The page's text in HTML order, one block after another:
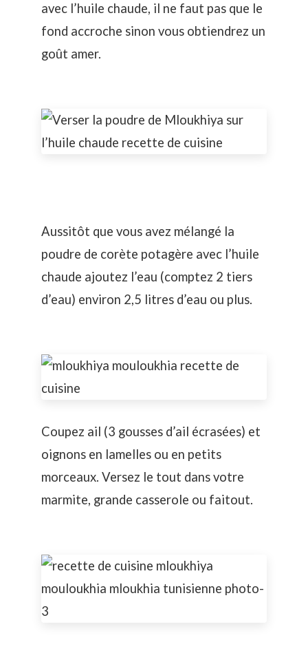
avec l’huile chaude, il ne faut pas que le
fond accroche sinon vous obtiendrez un
goût amer.
Aussitôt que vous avez mélangé la
poudre de corète potagère avec l’huile
chaude ajoutez l’eau (comptez 2 tiers
d’eau) environ 2,5 litres d’eau ou plus.
Coupez ail (3 gousses d’ail écrasées) et
oignons en lamelles ou en petits
morceaux. Versez le tout dans votre
marmite, grande casserole ou faitout.